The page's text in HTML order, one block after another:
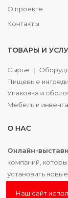
О проекте
Контакты
ТОВАРЫ И
Сырье
Пищевые
Упаковка и
Мебель и
О НАС
Онлайн-
компаний,
установить
Наш сайт